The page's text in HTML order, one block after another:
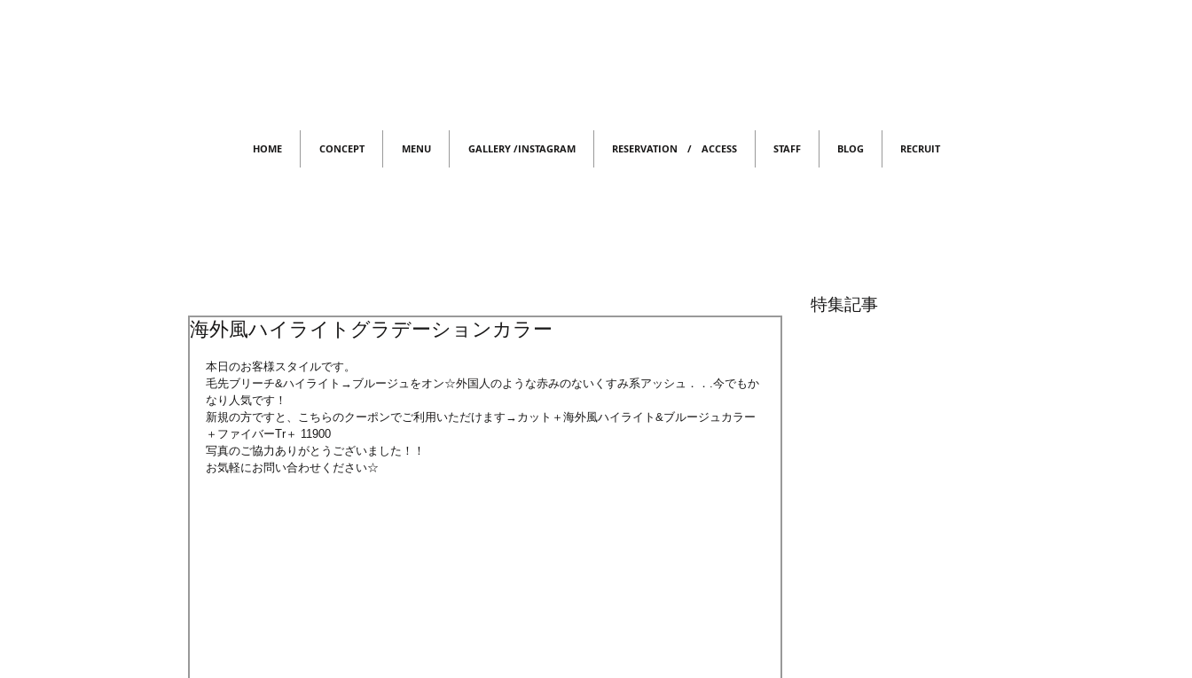
HOME CONCEPT MENU GALLERY /INSTAGRAM RESERVATION / ACCESS STAFF BLOG RECRUIT
海外風ハイライトグラデーションカラー
本日のお客様スタイルです。
毛先ブリーチ&ハイライト→ブルージュをオン☆外国人のような赤みのないくすみ系アッシュ．．.今でもか
なり人気です！
新規の方ですと、こちらのクーポンでご利用いただけます→カット＋海外風ハイライト&ブルージュカラー
＋ファイバーTr＋ 11900
写真のご協力ありがとうございました！！
お気軽にお問い合わせください☆
特集記事